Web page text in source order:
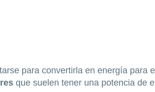
para convertirla en energía para
que suelen tener una potencia de